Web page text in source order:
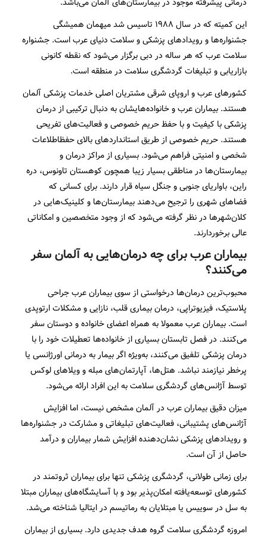
این کمیته که در سال ۱۹۸۸ تاسیس شد میهمان همیشگی
جشنواره‌ها و رویدادهای پزشکی و سلامت دنیای عرب است. جشنواره
سلامت عرب که هر ساله در دبی برگزار می‌شود که نقطه کانونی
بازاریابی و تبلیغات گردشگری سلامت در منطقه است.
کشورهای عرب و اروپای شرقی مشتریان اصلی خدمات پزشکی آلمان
هستند. بیماران عرب و خانواده‌هایشان به دنبال ترکیبی از درمان
پزشکی با کیفیت و با حفظ حریم خصوصی و فعالیت‌های تفریحی
هستند. حریم خصوصی از طریق استانداردهای بالای حفظاطلاعات
شخصی و امنیتی فراهم می‌شود. بسیاری از مراکز درمان و
بیمارستان‌ها در مناطقی بسیار زیبا همچون کوهستان‌ تاونوس، دره
راین، باواریای جنوبی و جنگل سیاه قرار دارند. برای کسانی که
فضاهای شهری را ترجیح ‌می‌دهند بیمارستان‌ها و کلینیک‌هایی در
کلان‌شهرها در نظر گرفته می‌شود که از وجود متخصصین و امکاناتی
عالی برخوردارند.
بیماران عرب برای چه درمان‎‌هایی به آلمان سفر
می‌کنند؟
محبوب‌ترین درمان‌ها درخواستی از سوی بیماران عرب جراحی
پلاستیک، فیزیوتراپی، درمان بیماری قلب، نازایی و مشکلات ارتوپدی
است. بیماران عرب معمولا به همراه اعضای خانواده و دوستان سفر
می‌کنند. در فصل تابستان بسیاری از خانواده‌ها تعطیلات خود را با
درمان پزشکی تلفیق می‌کنند، به‌ویژه اگر بیمار به درمانی اورژانسی یا
پرخطر نیازمند نباشد. هتل‌ها، آپارتمان‌های مبله و ویلاهای لوکس
توسط آژانس‌های گردشگری سلامت به این افراد ارائه می‌شود.
میزان دقیق بیماران عرب در آلمان مشخص نیست، اما افزایش
آژانس‌های پشتیبانی، فعالیت‌های تبلیغاتی و مشارکت در جشنواره‌ها
و رویدادهای پزشکی نشان‌دهنده افزایش شمار بیماران و درآمد
حاصل از آن است.
برای زمانی طولانی، گردشگری پزشکی تنها برای بیماران ثروتمند در
کشورهای توسعه‌یافته امکان‌پذیر بود و با آسایشگاه‌های بیماران مبتلا
به سل در سوییس یا مبتلایان به رماتیسم در ایتالیا شناخته می‌شد.
امروزه گردشگری سلامت گروه هدف جدیدی دارد. بسیاری از بیماران